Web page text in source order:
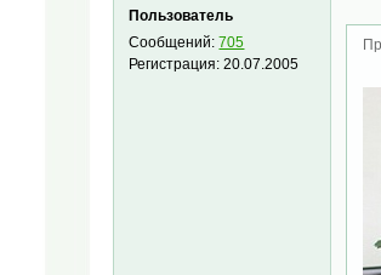
Пользователь
Сообщений:705
Регистрация:20.07.2005